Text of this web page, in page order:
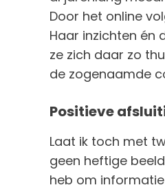
Door het online
Haar inzichten én
ze zich daar zo
de zogenaamde
Positieve
Laat ik toch met
geen heftige
heb om